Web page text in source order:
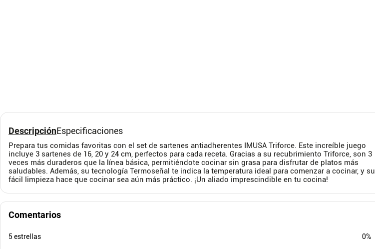
DescripciónEspecificaciones
Prepara tus comidas favoritas con el set de sartenes antiadherentes IMUSA Triforce. Este increíble juego
incluye 3 sartenes de 16, 20 y 24 cm, perfectos para cada receta. Gracias a su recubrimiento Triforce, son 3
veces más duraderos que la línea básica, permitiéndote cocinar sin grasa para disfrutar de platos más
saludables. Además, su tecnología Termoseñal te indica la temperatura ideal para comenzar a cocinar, y su
fácil limpieza hace que cocinar sea aún más práctico. ¡Un aliado imprescindible en tu cocina!
Comentarios
5 estrellas 0%
$ 59.900 - 33%
$ 89.900
Cuota de Referencia*
quincenas de
$ 110.900 - 38%
$ 179.900
Cuota de Referencia*
quincenas de
$ 82.710 - 10%
$ 91 .900
Cuota de Referencia*
quincenas de